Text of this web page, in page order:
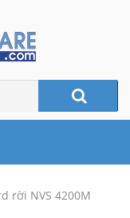
rời NVS 4200M